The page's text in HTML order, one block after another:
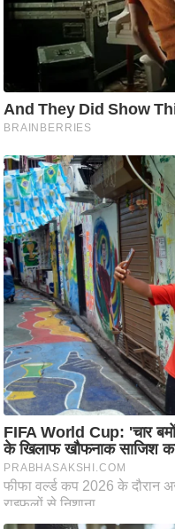
/
घ
रे
लू
नु
स्खे
प
र्य
ट
न
स्थ
ल
फि
ट
ने
स
मं
त्रा